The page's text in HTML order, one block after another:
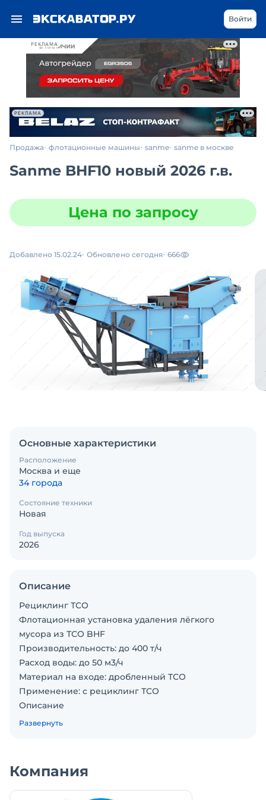
РЕКЛАМА
Войти
РЕКЛАМА
Продажа флотационные машины sanme sanme в москве
Sanme BHF10 новый 2026 г.в.
Цена по запросу
Добавлено 15.02.24 Обновлено сегодня 666
Основные характеристики
Расположение
Москва и еще
34 города
Состояние техники
Новая
Год выпуска
2026
Описание
Рециклинг ТСО
Флотационная установка удаления лёгкого
мусора из ТСО BHF
Производительность: до 400 т/ч
Расход воды: до 50 м3/ч
Материал на входе: дробленный ТСО
Применение: с рециклинг ТСО
Описание
Установка, в которой отделяется лёгкий мусор
через приёмный лоток в отстойник с
циркулирующей водой. Под действием тяжести
Развернуть
Компания